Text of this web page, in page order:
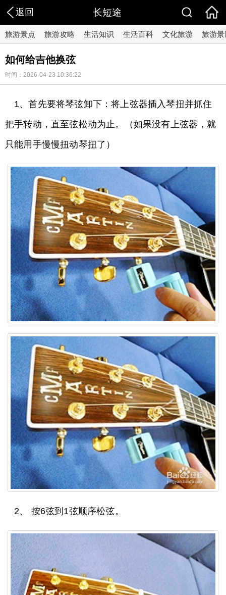
返回 长短途
旅游景点 旅游攻略 生活知识 生活百科 文化旅游 旅游景
如何给吉他换弦
时间：2026-04-23 10:36:22
1、首先要将琴弦卸下：将上弦器插入琴扭并抓住
把手转动，直至弦松动为止。（如果没有上弦器，就
只能用手慢慢扭动琴扭了）
2、 按6弦到1弦顺序松弦。